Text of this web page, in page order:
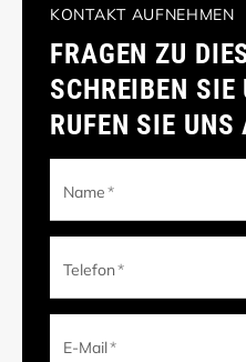
KONTAKT AUFNEHMEN
FRAGEN ZU
SCHREIBEN SIE
RUFEN SIE UNS
Name*
Telefon*
E-Mail*